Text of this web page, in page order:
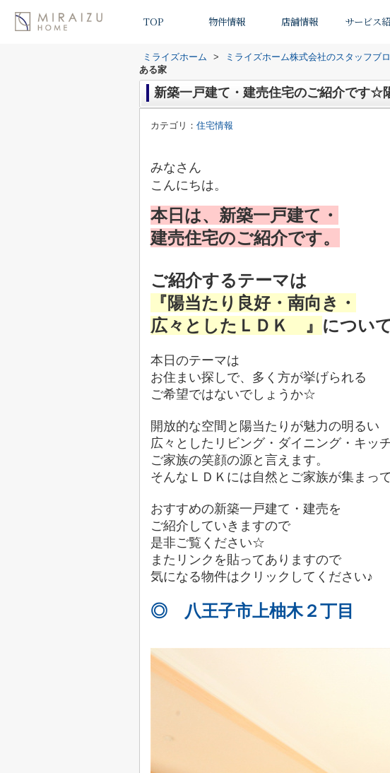
TOP 物件情報 店舗情報 サービス
ミライズホーム > ミライズホーム株式会社のスタッフブ
ある家
新築一戸建て・建売住宅のご紹介です☆
カテゴリ： 住宅情報
みなさん
こんにちは。
本日は、新築一戸建て・
建売住宅のご紹介です。
ご紹介するテーマは
『陽当たり良好・ 南向き・
広々としたＬＤＫ 』 につい
本日のテーマは
お住まい探しで、多く方が挙げられる
ご希望ではないでしょうか☆
開放的な空間と陽当たりが魅力の明るい
広々としたリビング・ダイニング・キッ
ご家族の笑顔の源と言えます。
そんなＬＤＫには自然とご家族が集まっ
おすすめの新築一戸建て・建売を
ご紹介していきますので
是非ご覧ください☆
またリンクを貼ってありますので
気になる物件はクリックしてください♪
◎ 八王子市上柚木２丁目